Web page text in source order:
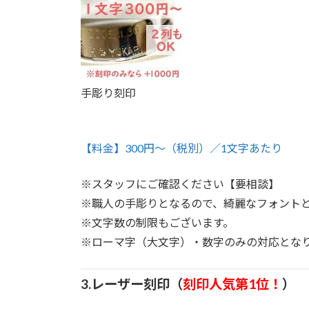
手彫り刻印
【料金】300円～（税別）／1文字あたり
※スタッフにご確認ください【要相談】
※職人の手彫りとなるので、綺麗なフォント
※文字数の制限もございます。
※ローマ字（大文字）・数字のみの対応となり
3.レーザー刻印（刻印人気第1位！ ）